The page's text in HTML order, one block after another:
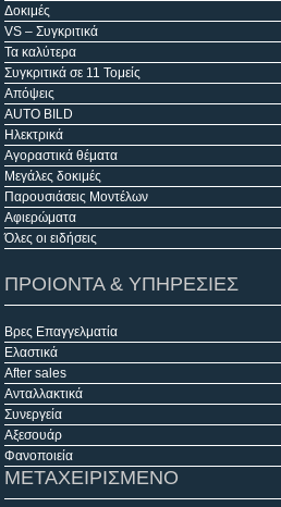
Δοκιμές
VS – Συγκριτικά
Τα καλύτερα
Συγκριτικά σε 11 Τομείς
Απόψεις
AUTO BILD
Ηλεκτρικά
Αγοραστικά θέματα
Μεγάλες δοκιμές
Παρουσιάσεις Μοντέλων
Αφιερώματα
Όλες οι ειδήσεις
ΠΡΟΙΟΝΤΑ & ΥΠΗΡΕΣΙΕΣ
Βρες Επαγγελματία
Ελαστικά
After sales
Ανταλλακτικά
Συνεργεία
Αξεσουάρ
Φανοποιεία
ΜΕΤΑΧΕΙΡΙΣΜΕΝΟ